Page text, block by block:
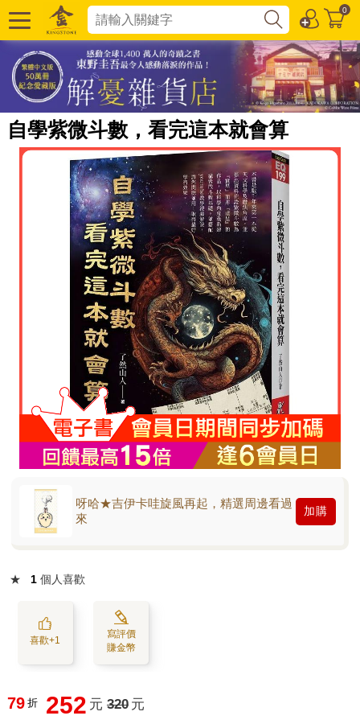
0
自學紫微斗數，看完這本就會算
呀哈★吉伊卡哇旋風再起，精選周邊看過
來
加購
★ 1 個人喜歡
喜歡+1
寫評價
賺金幣
79 折 252 元 320 元